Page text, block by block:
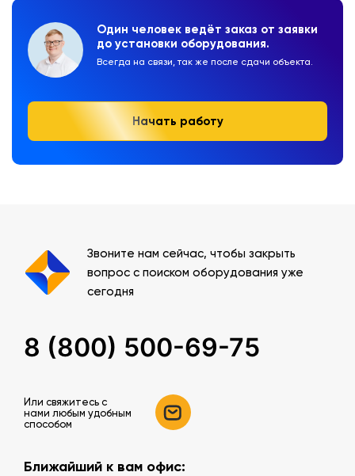
Один человек ведёт заказ от заявки
до установки оборудования.
Всегда на связи, так же после сдачи объекта.
Начать работу
Звоните нам сейчас, чтобы закрыть
вопрос с поиском оборудования уже
сегодня
8 (800) 500-69-75
Или свяжитесь c
нами любым удобным
способом
Ближайший к вам офис: